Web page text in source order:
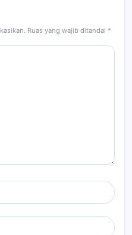
Ruas yang wajib ditandai *